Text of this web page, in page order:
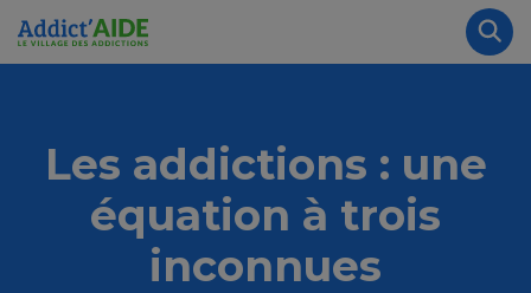
Aller au contenu principal
Les addictions : une
équation à trois
inconnues
Panneau de gestion des cookies